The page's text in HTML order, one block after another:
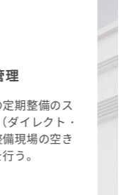
理
期整備のス
ダイレクト・
現場の空き
う。